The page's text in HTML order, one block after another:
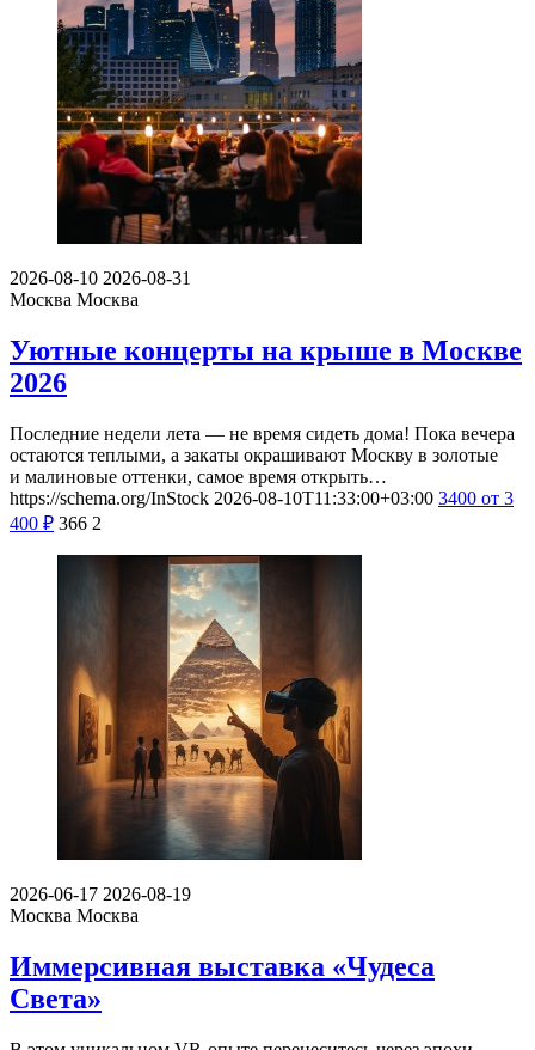
2026-08-10 2026-08-31
Москва Москва
Уютные концерты на крыше в Москве
2026
Последние недели лета — не время сидеть дома! Пока вечера
остаются теплыми, а закаты окрашивают Москву в золотые
и малиновые оттенки, самое время открыть…
https://schema.org/InStock 2026-08-10T11:33:00+03:00 3400 от 3
400 ₽ 366 2
2026-06-17 2026-08-19
Москва Москва
Иммерсивная выставка «Чудеса
Света»